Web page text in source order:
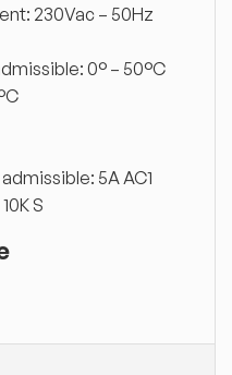
230Vac – 50Hz
0° – 50°C
5A AC1
S